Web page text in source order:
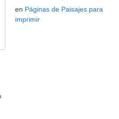
en Páginas de Paisajes para
imprimir